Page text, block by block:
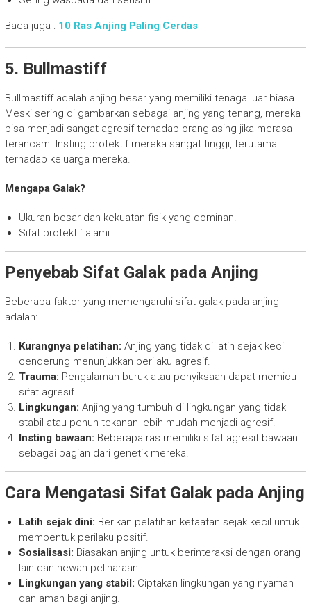
Baca juga : 10 Ras Anjing Paling Cerdas
5. Bullmastiff
Bullmastiff adalah anjing besar yang memiliki tenaga luar biasa.
Meski sering di gambarkan sebagai anjing yang tenang, mereka
bisa menjadi sangat agresif terhadap orang asing jika merasa
terancam. Insting protektif mereka sangat tinggi, terutama
terhadap keluarga mereka.
Mengapa Galak?
Ukuran besar dan kekuatan fisik yang dominan.
Sifat protektif alami.
Penyebab Sifat Galak pada Anjing
Beberapa faktor yang memengaruhi sifat galak pada anjing
adalah:
Kurangnya pelatihan: Anjing yang tidak di latih sejak kecil
cenderung menunjukkan perilaku agresif.
Trauma: Pengalaman buruk atau penyiksaan dapat memicu
sifat agresif.
Lingkungan: Anjing yang tumbuh di lingkungan yang tidak
stabil atau penuh tekanan lebih mudah menjadi agresif.
Insting bawaan: Beberapa ras memiliki sifat agresif bawaan
sebagai bagian dari genetik mereka.
Cara Mengatasi Sifat Galak pada Anjing
Latih sejak dini: Berikan pelatihan ketaatan sejak kecil untuk
membentuk perilaku positif.
Sosialisasi: Biasakan anjing untuk berinteraksi dengan orang
lain dan hewan peliharaan.
Lingkungan yang stabil: Ciptakan lingkungan yang nyaman
dan aman bagi anjing.